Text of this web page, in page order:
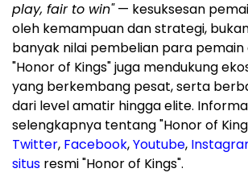
play, fair to win"— kesuksesan
oleh kemampuan dan strategi,
banyak nilai pembelian para
"Honor of Kings" juga mendukung
yang berkembang pesat, serta
dari level amatir hingga elite.
selengkapnya tentang "Honor of
Twitter, Facebook,Youtube,
situs resmi "Honor of Kings".